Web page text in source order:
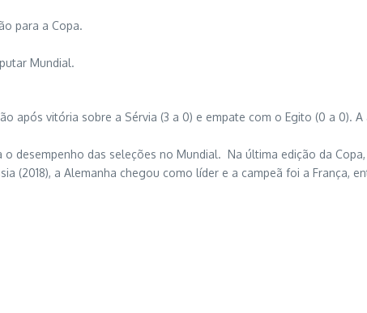
para a Copa.
Mundial.
após vitória sobre a Sérvia (3 a 0) e empate com o Egito (0 a
desempenho das seleções no Mundial. Na última edição da
(2018), a Alemanha chegou como líder e a campeã foi a França,